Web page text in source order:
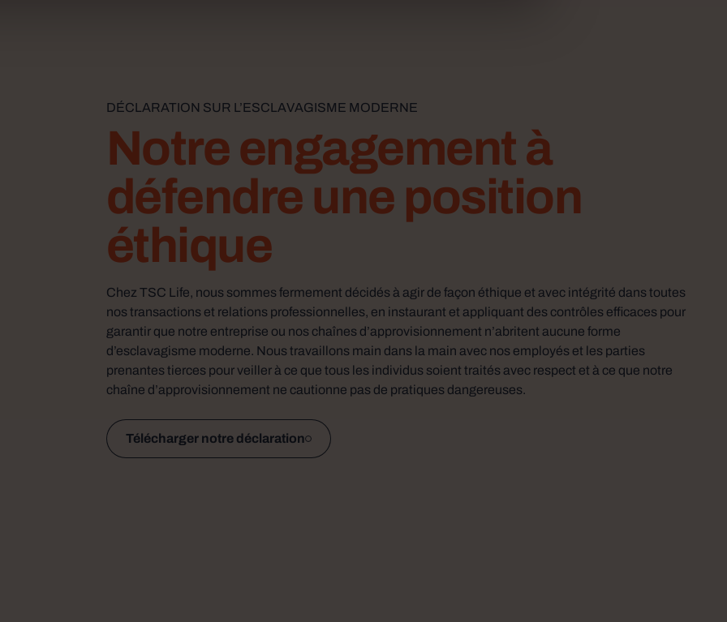
DÉCLARATION SUR L’ESCLAVAGISME MODERNE
Notre engagement à
défendre une position
éthique
Chez TSC Life, nous sommes fermement décidés à agir de façon éthique et avec intégrité dans toutes
nos transactions et relations professionnelles, en instaurant et appliquant des contrôles efficaces pour
garantir que notre entreprise ou nos chaînes d’approvisionnement n’abritent aucune forme
d’esclavagisme moderne. Nous travaillons main dans la main avec nos employés et les parties
prenantes tierces pour veiller à ce que tous les individus soient traités avec respect et à ce que notre
chaîne d’approvisionnement ne cautionne pas de pratiques dangereuses.
Télécharger notre déclaration